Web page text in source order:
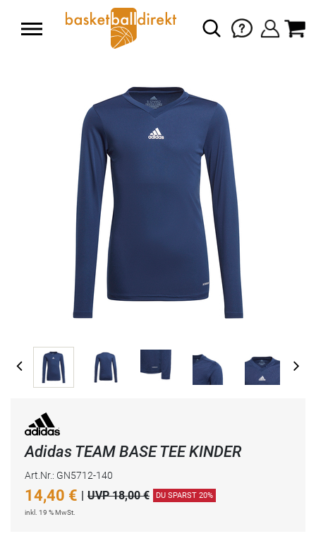
Adidas TEAM BASE TEE KINDER
Art.Nr.: GN5712-140
14,40 € | UVP 18,00 € DU SPARST 20%
inkl. 19 % MwSt.